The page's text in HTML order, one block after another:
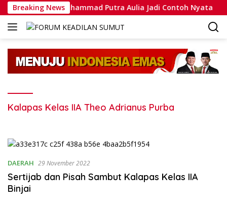
Langsung
ke
konten
Breaking News
Bripda Muhammad Putra Aulia Jadi Contoh Nyata
Kalapas Kelas IIA Theo Adrianus Purba
DAERAH 29 November 2022
Sertijab dan Pisah Sambut Kalapas Kelas IIA
Binjai